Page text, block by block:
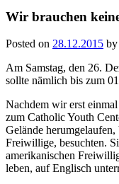
Wir brauchen
Posted on 28.12.2015 by
Am Samstag, den 26.
sollte nämlich bis zum
Nachdem wir erst
zum Catholic Youth
Gelände
Freiwillige, besuchten.
amerikanischen
leben, auf Englisch